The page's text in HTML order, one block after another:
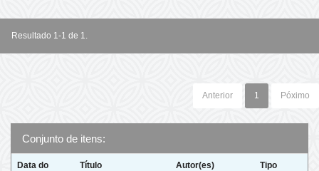
Resultado 1-1 de 1.
Anterior 1 Póximo
Conjunto de itens:
Data do
Título Autor(es) Tipo